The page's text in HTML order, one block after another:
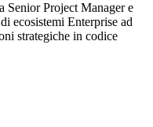
Senior Project Manager e
ecosistemi Enterprise ad
strategiche in codice